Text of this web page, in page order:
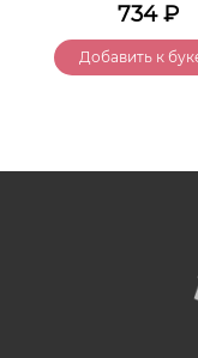
734₽
Добавить к